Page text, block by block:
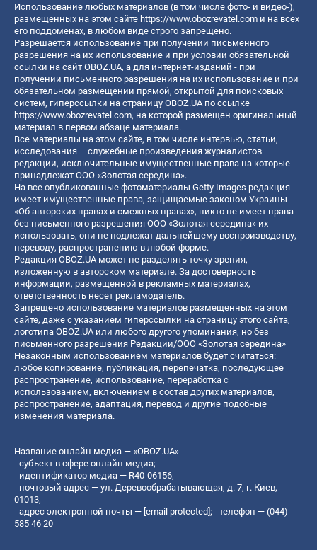
Использование любых материалов (в том числе фото- и видео-),
размещенных на этом сайте https://www.obozrevatel.com и на всех
его поддоменах, в любом виде строго запрещено.
Разрешается использование при получении письменного
разрешения на их использование и при условии обязательной
ссылки на сайт OBOZ.UA, а для интернет-изданий - при
получении письменного разрешения на их использование и при
обязательном размещении прямой, открытой для поисковых
систем, гиперссылки на страницу OBOZ.UA по ссылке
https://www.obozrevatel.com, на которой размещен оригинальный
материал в первом абзаце материала.
Все материалы на этом сайте, в том числе интервью, статьи,
исследования – служебные произведения журналистов
редакции, исключительные имущественные права на которые
принадлежат ООО «Золотая середина».
На все опубликованные фотоматериалы Getty Images редакция
имеет имущественные права, защищаемые законом Украины
«Об авторских правах и смежных правах», никто не имеет права
без письменного разрешения ООО «Золотая середина» их
использовать, они не подлежат дальнейшему воспроизводству,
переводу, распространению в любой форме.
Редакция OBOZ.UA может не разделять точку зрения,
изложенную в авторском материале. За достоверность
информации, размещенной в рекламных материалах,
ответственность несет рекламодатель.
Запрещено использование материалов размещенных на этом
сайте, даже с указанием гиперссылки на страницу этого сайта,
логотипа OBOZ.UA или любого другого упоминания, но без
письменного разрешения Редакции/ООО «Золотая середина»
Незаконным использованием материалов будет считаться:
любое копирование, публикация, перепечатка, последующее
распространение, использование, переработка с
использованием, включением в состав других материалов,
распространение, адаптация, перевод и другие подобные
изменения материала.
Название онлайн медиа — «OBOZ.UA»
- субъект в сфере онлайн медиа;
- идентификатор медиа — R40-06156;
- почтовый адрес — ул. Деревообрабатывающая, д. 7, г. Киев,
01013;
- адрес электронной почты — [email protected]; - телефон — (044)
585 46 20